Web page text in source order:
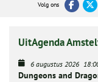
Volg ons
UitAgenda
6 augustus 2026
Dungeons and